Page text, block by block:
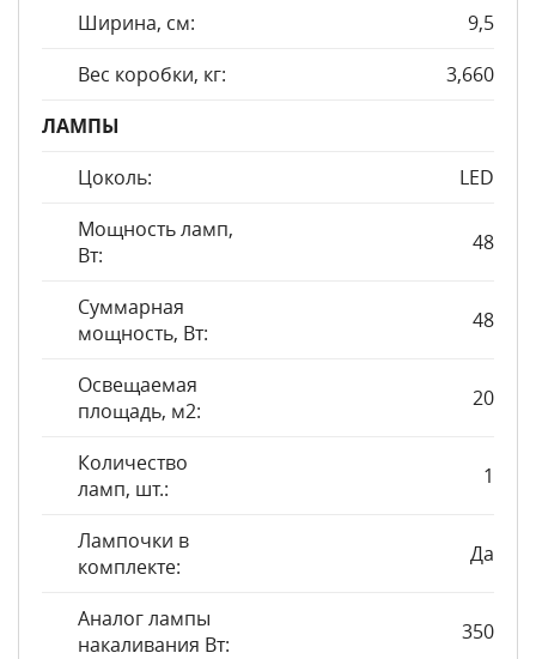
Ширина, см:
9,5
Вес коробки, кг:
3,660
ЛАМПЫ
Цоколь:
LED
Мощность ламп,
Вт:
48
Суммарная
мощность, Вт:
48
Освещаемая
площадь, м2:
20
Количество
ламп, шт.:
1
Лампочки в
комплекте:
Да
Аналог лампы
накаливания Вт:
350